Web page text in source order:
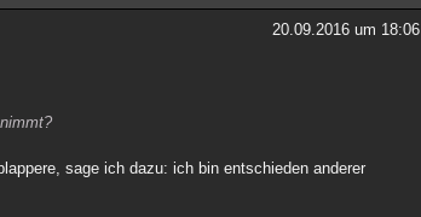
20.09.2016 um 18:06
sage ich dazu: ich bin entschieden anderer